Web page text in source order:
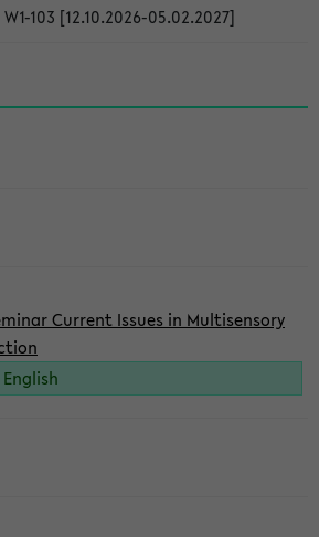
103 [12.10.2026-05.02.2027]
Current Issues in Multisensory